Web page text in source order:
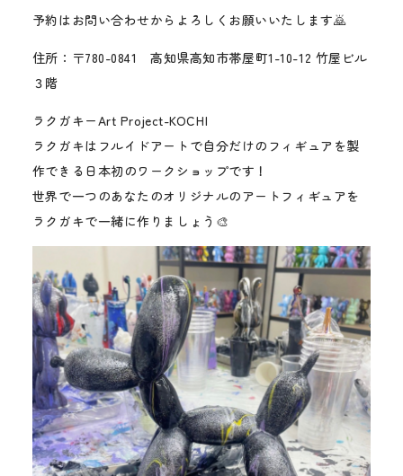
予約はお問い合わせからよろしくお願いいたします🙇
住所：〒780-0841 高知県高知市帯屋町1-10-12 竹屋ビル
３階
ラクガキーArt Project-KOCHI
ラクガキはフルイドアートで自分だけのフィギュアを製
作できる日本初のワークショップです！
世界で一つのあなたのオリジナルのアートフィギュアを
ラクガキで一緒に作りましょう🎨